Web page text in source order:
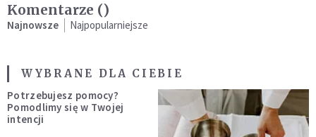
Komentarze ()
Najnowsze Najpopularniejsze
WYBRANE DLA CIEBIE
Potrzebujesz pomocy?
Pomodlimy się w Twojej
intencji